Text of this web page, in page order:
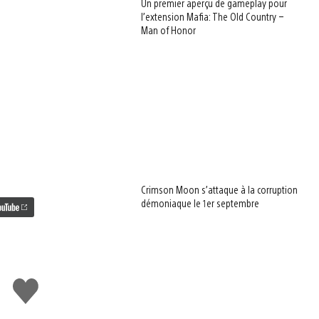
J'aime
Un premier aperçu de gameplay pour
l’extension Mafia: The Old Country –
Man of Honor
Crimson Moon s’attaque à la corruption
démoniaque le 1er septembre